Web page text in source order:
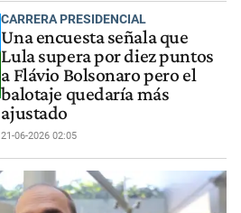
CARRERA PRESIDENCIAL
Una encuesta señala que
Lula supera por diez puntos
a Flávio Bolsonaro pero el
balotaje quedaría más
ajustado
21-06-2026 02:05